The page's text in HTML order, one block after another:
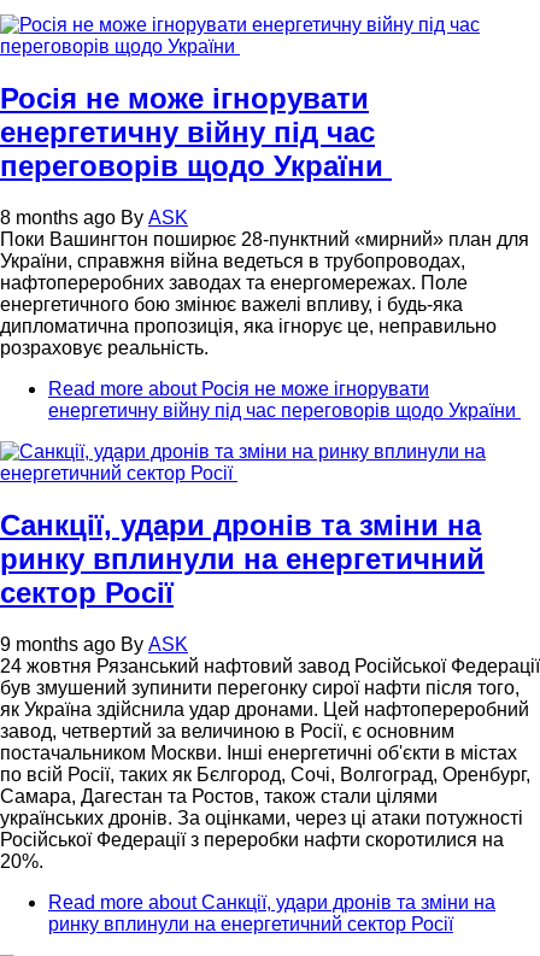
Росія не може ігнорувати
енергетичну війну під час
переговорів щодо України
8 months ago By ASK
Поки Вашингтон поширює 28-пунктний «мирний» план для
України, справжня війна ведеться в трубопроводах,
нафтопереробних заводах та енергомережах. Поле
енергетичного бою змінює важелі впливу, і будь-яка
дипломатична пропозиція, яка ігнорує це, неправильно
розраховує реальність.
Read more about Росія не може ігнорувати
енергетичну війну під час переговорів щодо України
Санкції, удари дронів та зміни на
ринку вплинули на енергетичний
сектор Росії
9 months ago By ASK
24 жовтня Рязанський нафтовий завод Російської Федерації
був змушений зупинити перегонку сирої нафти після того,
як Україна здійснила удар дронами. Цей нафтопереробний
завод, четвертий за величиною в Росії, є основним
постачальником Москви. Інші енергетичні об'єкти в містах
по всій Росії, таких як Бєлгород, Сочі, Волгоград, Оренбург,
Самара, Дагестан та Ростов, також стали цілями
українських дронів. За оцінками, через ці атаки потужності
Російської Федерації з переробки нафти скоротилися на
20%.
Read more about Санкції, удари дронів та зміни на
ринку вплинули на енергетичний сектор Росії